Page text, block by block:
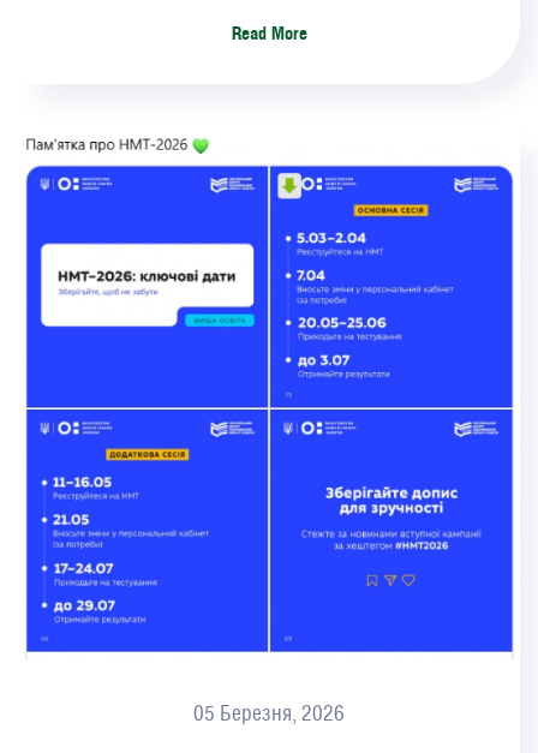
Read More
05 Березня, 2026